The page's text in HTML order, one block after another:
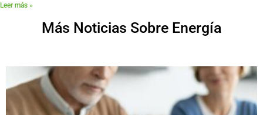
Leer más »
Más Noticias Sobre Energía